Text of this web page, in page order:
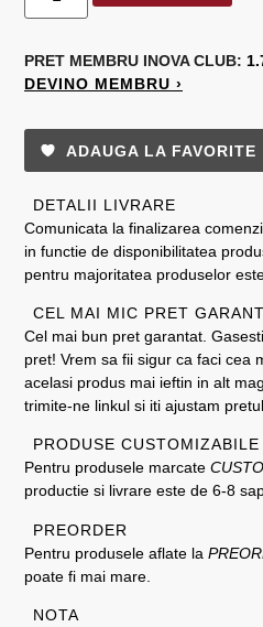
PRET MEMBRU INOVA CLUB:
DEVINO MEMBRU ›
ADAUGA LA FAVORITE
DETALII LIVRARE
Comunicata la finalizarea
in functie de disponibilitatea
pentru majoritatea produselor
CEL MAI MIC PRET
Cel mai bun pret garantat.
pret! Vrem sa fii sigur ca faci cea
acelasi produs mai ieftin in alt
trimite-ne linkul si iti ajustam
PRODUSE CUSTOMIZABILE
Pentru produsele marcate
productie si livrare este de 6-8
PREORDER
Pentru produsele aflate la
poate fi mai mare.
NOTA